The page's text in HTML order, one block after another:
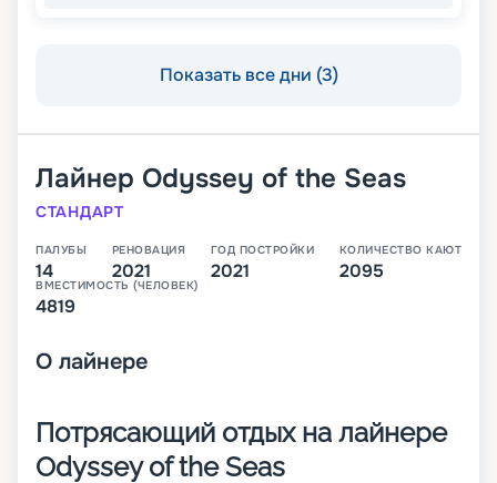
Показать все дни (3)
Лайнер Odyssey of the Seas
СТАНДАРТ
ПАЛУБЫ
14
РЕНОВАЦИЯ
2021
ГОД ПОСТРОЙКИ
2021
КОЛИЧЕСТВО КАЮТ
2095
ВМЕСТИМОСТЬ (ЧЕЛОВЕК)
4819
О лайнере
Потрясающий отдых на лайнере
Odyssey of the Seas